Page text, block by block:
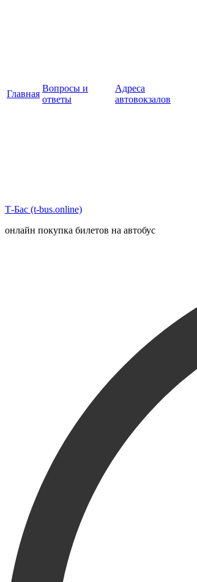
Главная
Вопросы и
ответы
Адреса
автовокзалов
Т-Бас (t-bus.online)
онлайн покупка билетов на автобус